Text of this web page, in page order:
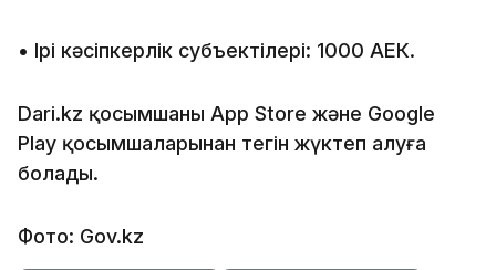
•⁠ ⁠Ірі кәсіпкерлік субъектілері: 1000 АЕК.
Dari.kz қосымшаны App Store және Google
Play қосымшаларынан тегін жүктеп алуға
болады.
Фото: Gov.kz